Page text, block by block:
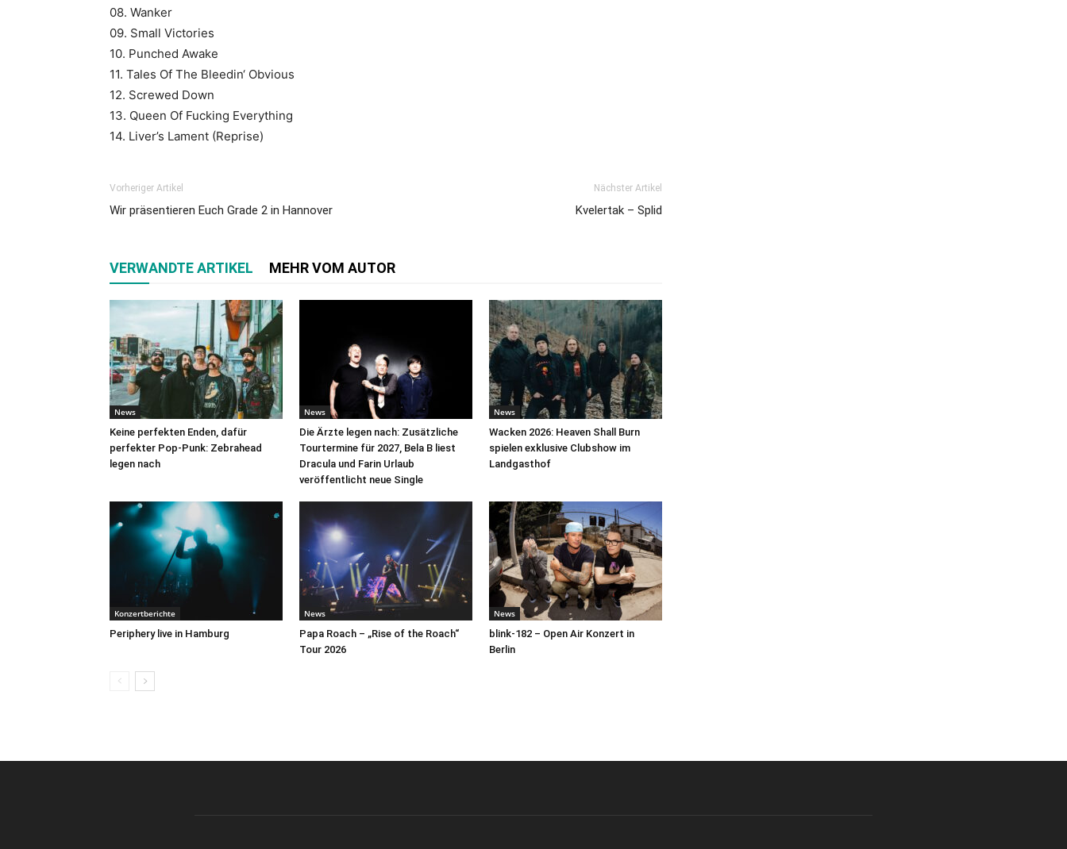
08. Wanker
09. Small Victories
10. Punched Awake
11. Tales Of The Bleedin‘ Obvious
12. Screwed Down
13. Queen Of Fucking Everything
14. Liver’s Lament (Reprise)
Vorheriger Artikel
Wir präsentieren Euch Grade 2 in Hannover
Nächster Artikel
Kvelertak – Splid
VERWANDTE ARTIKEL MEHR VOM AUTOR
News
Keine perfekten Enden, dafür
perfekter Pop-Punk: Zebrahead
legen nach
News
Die Ärzte legen nach: Zusätzliche
Tourtermine für 2027, Bela B liest
Dracula und Farin Urlaub
veröffentlicht neue Single
News
Wacken 2026: Heaven Shall Burn
spielen exklusive Clubshow im
Landgasthof
Konzertberichte
Periphery live in Hamburg
News
Papa Roach – „Rise of the Roach“
Tour 2026
News
blink-182 – Open Air Konzert in
Berlin